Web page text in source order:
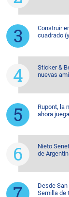
Construir
cuadrado
Sticker &
nuevas
Rupont, la
ahora
Nieto
de
Desde
Semilla de